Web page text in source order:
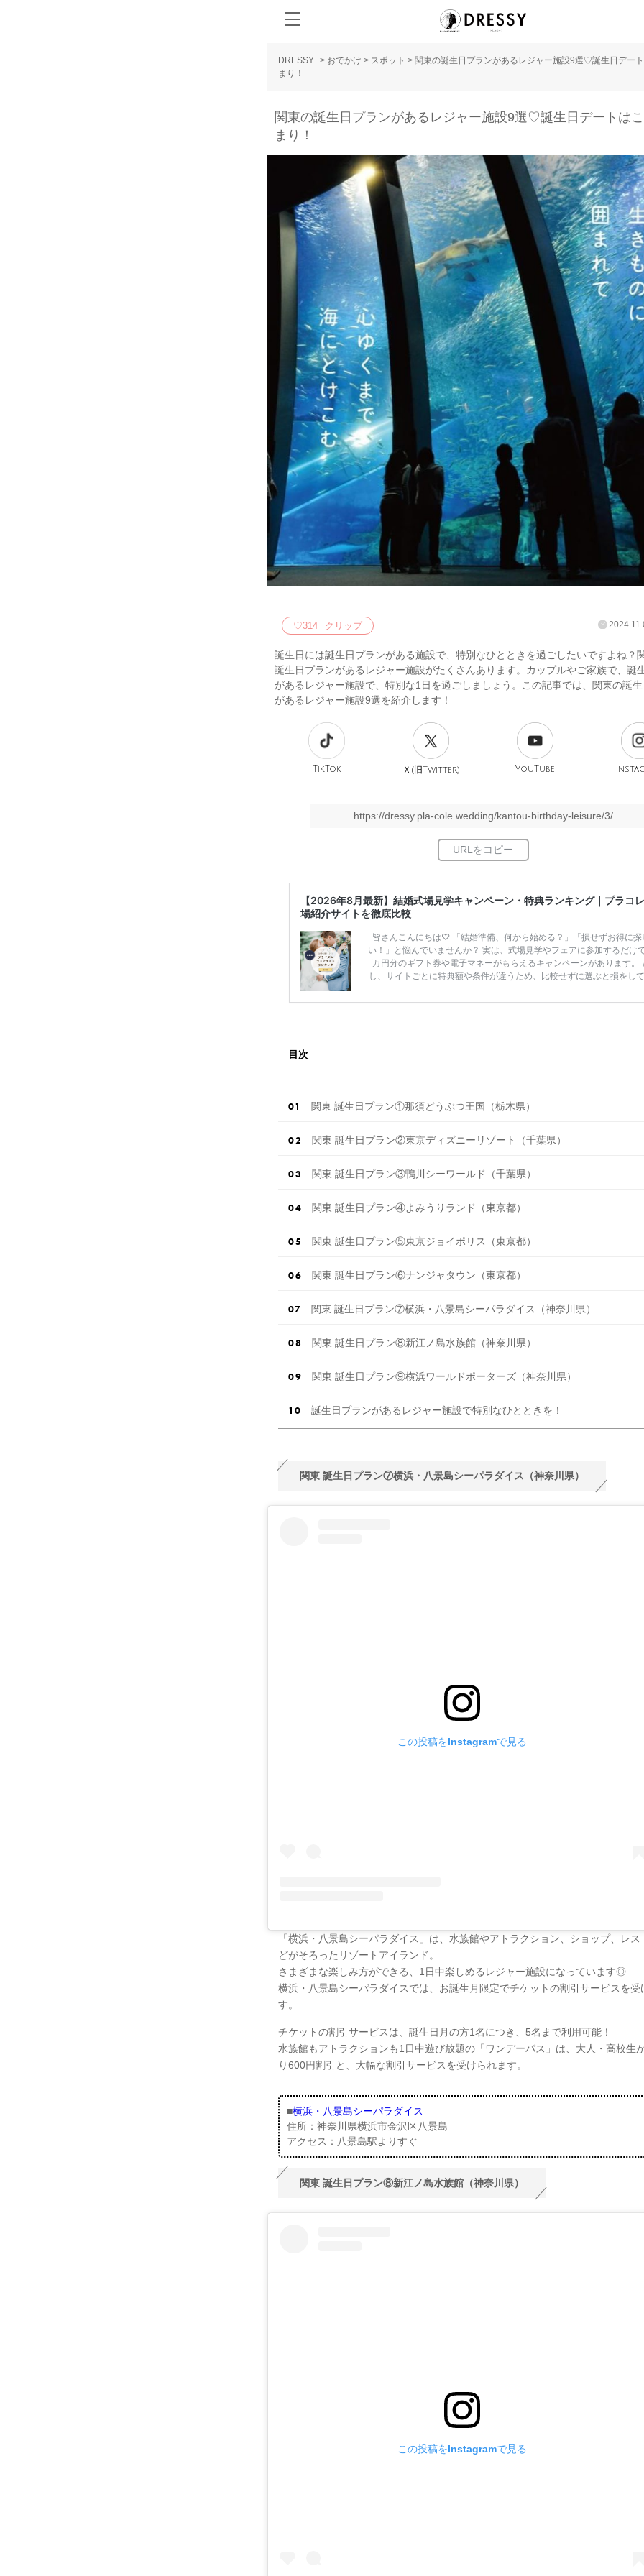
DRESSY > おでかけ > スポット > 関東の誕生日プランがあるレジャー施設9選♡誕生日デー
まり！
関東の誕生日プランがあるレジャー施設9選♡誕生日デートは
まり！
♡314 クリップ
誕生日には誕生日プランがある施設で、特別なひとときを過ごしたいですよね？
誕生日プランがあるレジャー施設がたくさんあります。カップルやご家族で、誕
があるレジャー施設で、特別な1日を過ごしましょう。この記事では、関東の誕
があるレジャー施設9選を紹介します！
TikTok Ｘ(旧Twitter) YouTube
https://dressy.pla-cole.wedding/kantou-birthday-leisure/3/
【2026年8月最新】結婚式場見学キャンペーン・特典ランキング｜プラコ
場紹介サイトを徹底比較
皆さんこんにちは♡ 「結婚準備、何から始める？」「損せずお得に探
い！」と悩んでいませんか？ 実は、式場見学やフェアに参加するだけ
万円分のギフト券や電子マネーがもらえるキャンペーンがあります。
し、サイトごとに特典額や条件が違うため、比較せずに選ぶと損をし
ンペーン特典ランキングを公開！ 比較サイト：プラコレ、ゼクシィ、
目次
関東 誕生日プラン①那須どうぶつ王国（栃木県）
関東 誕生日プラン②東京ディズニーリゾート（千葉県）
関東 誕生日プラン③鴨川シーワールド（千葉県）
関東 誕生日プラン④よみうりランド（東京都）
関東 誕生日プラン⑤東京ジョイポリス（東京都）
関東 誕生日プラン⑥ナンジャタウン（東京都）
関東 誕生日プラン⑦横浜・八景島シーパラダイス（神奈川県）
関東 誕生日プラン⑧新江ノ島水族館（神奈川県）
関東 誕生日プラン⑨横浜ワールドポーターズ（神奈川県）
誕生日プランがあるレジャー施設で特別なひとときを！
関東 誕生日プラン⑦横浜・八景島シーパラダイス（神奈川県）
この投稿をInstagramで見る
「横浜・八景島シーパラダイス」は、水族館やアトラクション、ショップ、レス
どがそろったリゾートアイランド。
さまざまな楽しみ方ができる、1日中楽しめるレジャー施設になっています◎
横浜・八景島シーパラダイスでは、お誕生月限定でチケットの割引サービスを受
す。
チケットの割引サービスは、誕生日月の方1名につき、5名まで利用可能！
水族館もアトラクションも1日中遊び放題の「ワンデーパス」は、大人・高校生
り600円割引と、大幅な割引サービスを受けられます。
■横浜・八景島シーパラダイス
住所：神奈川県横浜市金沢区八景島
アクセス：八景島駅よりすぐ
関東 誕生日プラン⑧新江ノ島水族館（神奈川県）
この投稿をInstagramで見る